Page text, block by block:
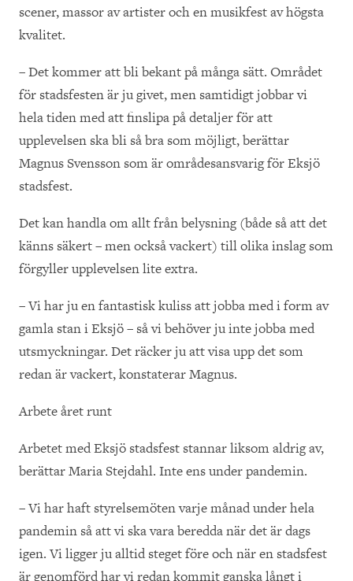
scener, massor av artister och en musikfest av högsta
kvalitet.
– Det kommer att bli bekant på många sätt. Området
för stadsfesten är ju givet, men samtidigt jobbar vi
hela tiden med att finslipa på detaljer för att
upplevelsen ska bli så bra som möjligt, berättar
Magnus Svensson som är områdesansvarig för Eksjö
stadsfest.
Det kan handla om allt från belysning (både så att det
känns säkert – men också vackert) till olika inslag som
förgyller upplevelsen lite extra.
– Vi har ju en fantastisk kuliss att jobba med i form av
gamla stan i Eksjö – så vi behöver ju inte jobba med
utsmyckningar. Det räcker ju att visa upp det som
redan är vackert, konstaterar Magnus.
Arbete året runt
Arbetet med Eksjö stadsfest stannar liksom aldrig av,
berättar Maria Stejdahl. Inte ens under pandemin.
– Vi har haft styrelsemöten varje månad under hela
pandemin så att vi ska vara beredda när det är dags
igen. Vi ligger ju alltid steget före och när en stadsfest
är genomförd har vi redan kommit ganska långt i